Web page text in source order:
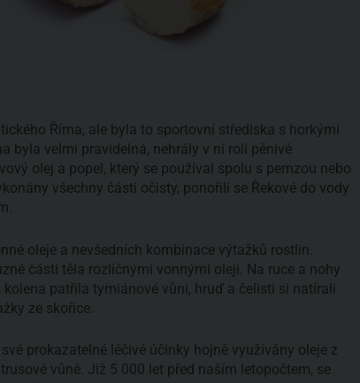
Říma, ale byla to sportovní střediska s horkými
byla velmi pravidelná, nehrály v ní roli pěnivé
olej a popel, který se používal spolu s pemzou nebo
všechny části očisty, ponořili se Řekové do vody
oleje a nevšedních kombinace výtažků rostlin.
části těla rozličnými vonnými oleji. Na ruce a nohy
patřila tymiánové vůni, hruď a čelisti si natírali
ze skořice.
prokazatelné léčivé účinky hojně využívány oleje z
vůně. Již 5 000 let před naším letopočtem, se